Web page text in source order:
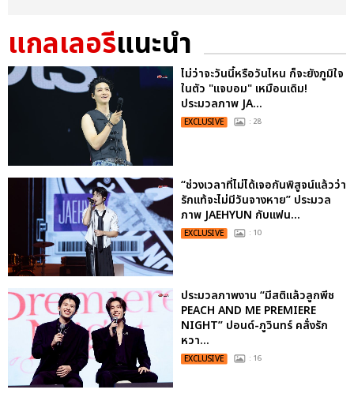
แกลเลอรีแนะนำ
ไม่ว่าจะวันนี้หรือวันไหน ก็จะยังภูมิใจ
ในตัว "แจบอม" เหมือนเดิม!
ประมวลภาพ JA...
EXCLUSIVE : 28
“ช่วงเวลาที่ไม่ได้เจอกันพิสูจน์แล้วว่า
รักแท้จะไม่มีวันจางหาย” ประมวล
ภาพ JAEHYUN กับแฟน...
EXCLUSIVE : 10
ประมวลภาพงาน “มีสติแล้วลูกพีช
PEACH AND ME PREMIERE
NIGHT” ปอนด์-ภูวินทร์ คลั่งรัก
หวา...
EXCLUSIVE : 16